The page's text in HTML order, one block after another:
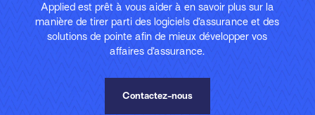
Applied est prêt à vous aider à en savoir plus sur la
manière de tirer parti des logiciels d’assurance et des
solutions de pointe afin de mieux développer vos
affaires d’assurance.
Contactez-nous